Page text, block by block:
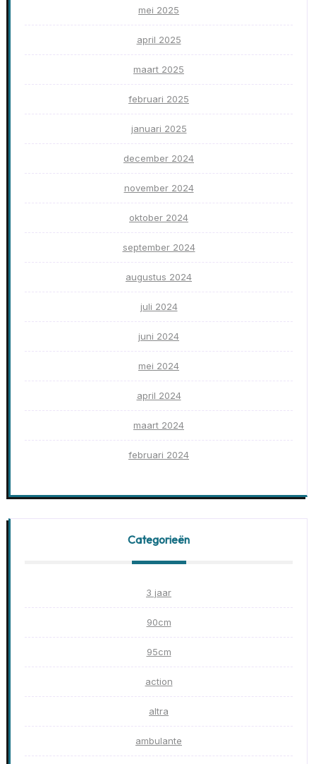
mei 2025
april 2025
maart 2025
februari 2025
januari 2025
december 2024
november 2024
oktober 2024
september 2024
augustus 2024
juli 2024
juni 2024
mei 2024
april 2024
maart 2024
februari 2024
Categorieën
3 jaar
90cm
95cm
action
altra
ambulante